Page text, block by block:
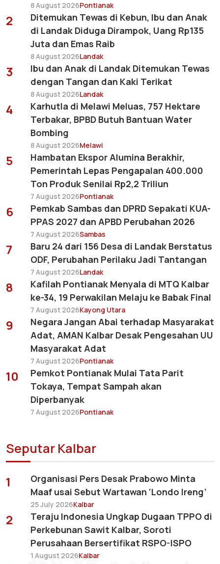
8 August 2026Pontianak
2
Ditemukan Tewas di Kebun, Ibu dan Anak
di Landak Diduga Dirampok, Uang Rp135
Juta dan Emas Raib
8 August 2026Landak
3
Ibu dan Anak di Landak Ditemukan Tewas
dengan Tangan dan Kaki Terikat
8 August 2026Landak
4
Karhutla di Melawi Meluas, 757 Hektare
Terbakar, BPBD Butuh Bantuan Water
Bombing
8 August 2026Melawi
5
Hambatan Ekspor Alumina Berakhir,
Pemerintah Lepas Pengapalan 400.000
Ton Produk Senilai Rp2,2 Triliun
7 August 2026Pontianak
6
Pemkab Sambas dan DPRD Sepakati KUA-
PPAS 2027 dan APBD Perubahan 2026
7 August 2026Sambas
7
Baru 24 dari 156 Desa di Landak Berstatus
ODF, Perubahan Perilaku Jadi Tantangan
7 August 2026Landak
8
Kafilah Pontianak Menyala di MTQ Kalbar
ke-34, 19 Perwakilan Melaju ke Babak Final
7 August 2026Kayong Utara
9
Negara Jangan Abai terhadap Masyarakat
Adat, AMAN Kalbar Desak Pengesahan UU
Masyarakat Adat
7 August 2026Pontianak
10
Pemkot Pontianak Mulai Tata Parit
Tokaya, Tempat Sampah akan
Diperbanyak
7 August 2026Pontianak
Seputar Kalbar
1
Organisasi Pers Desak Prabowo Minta
Maaf usai Sebut Wartawan ‘Londo Ireng’
25 July 2026Kalbar
2
Teraju Indonesia Ungkap Dugaan TPPO di
Perkebunan Sawit Kalbar, Soroti
Perusahaan Bersertifikat RSPO-ISPO
1 August 2026Kalbar